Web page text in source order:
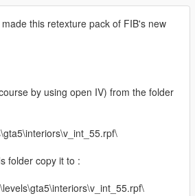
this retexture pack of FIB's new
by using open IV) from the folder
folder copy it to :